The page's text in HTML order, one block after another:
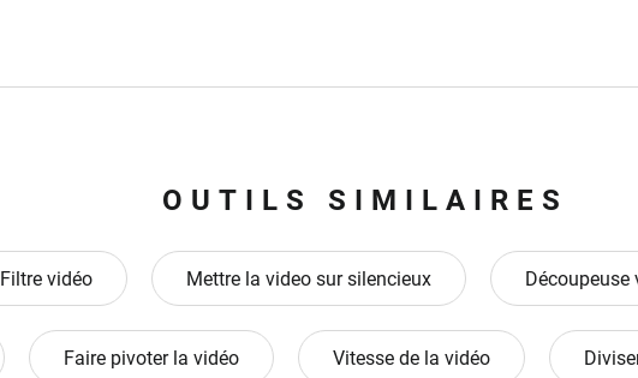
OUTILS SIMILAIRES
Filtre vidéo Mettre la video sur silencieux Découpeuse
Faire pivoter la vidéo Vitesse de la vidéo